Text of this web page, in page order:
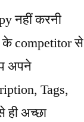
नहीं करनी
के competitor से
अपने
Tags,
अच्छा